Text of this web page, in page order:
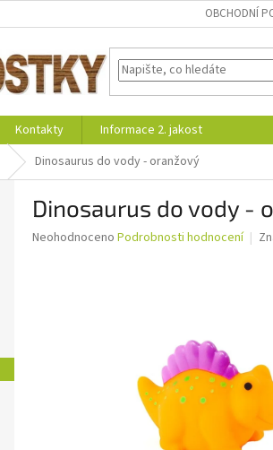
OBCHODNÍ
Kontakty
Informace 2. jakost
Dinosaurus do vody - oranžový
Dinosaurus do vody -
Průměrné
Neohodnoceno Podrobnosti hodnocení